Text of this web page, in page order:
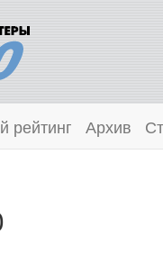
рейтинг Архив